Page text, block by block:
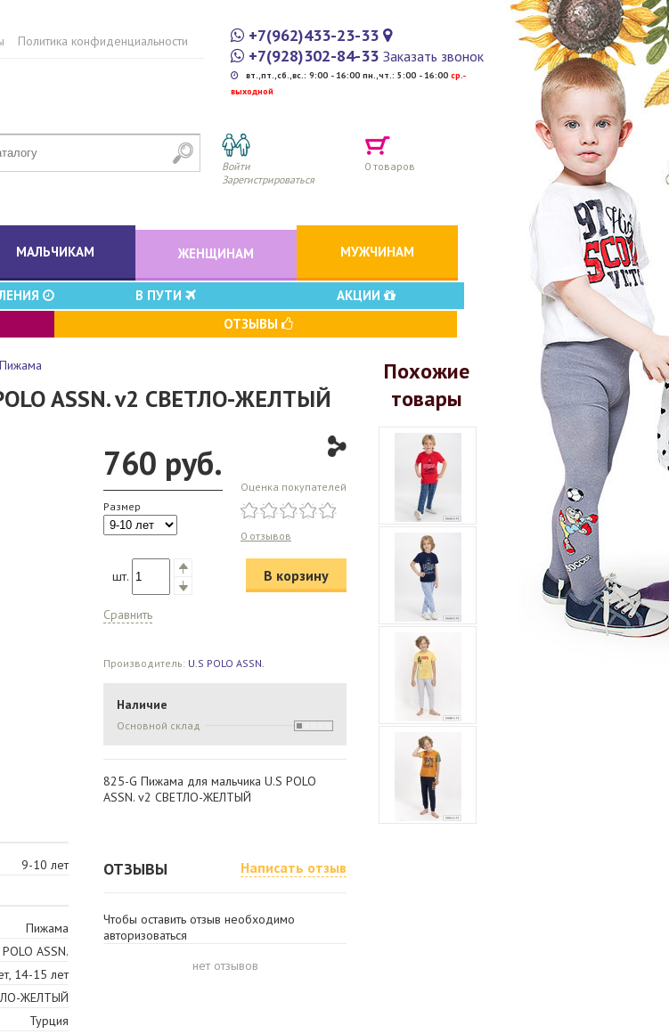
Политика конфиденциальности
+7(962)433-23-33
+7(928)302-84-33 Заказать звонок
вт.,пт.,сб.,вс.: 9:00 - 16:00 пн.,чт.: 5:00 - 16:00 cр.-
выходной
Войти
Зарегистрироваться
0 товаров
МАЛЬЧИКАМ ЖЕНЩИНАМ МУЖЧИНАМ
В ПУТИ
АКЦИИ
ОТЗЫВЫ
Пижама
ASSN. v2 СВЕТЛО-ЖЕЛТЫЙ
760 руб.
Размер
Оценка покупателей
0 отзывов
шт. В корзину
Сравнить
Производитель: U.S POLO ASSN.
Наличие
Основной склад
825-G Пижама для мальчика U.S POLO
ASSN. v2 СВЕТЛО-ЖЕЛТЫЙ
9-10 лет
Пижама
ASSN.
14-15 лет
ЖЕЛТЫЙ
Турция
ОТЗЫВЫ Написать отзыв
Чтобы оставить отзыв необходимо
авторизоваться
нет отзывов
Похожие
товары